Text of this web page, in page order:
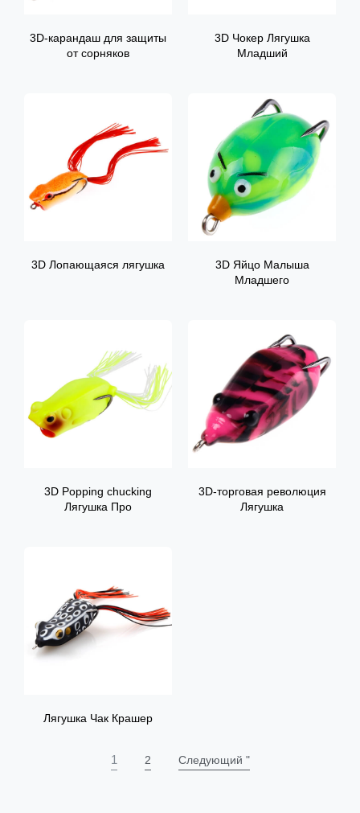
3D-карандаш для защиты
от сорняков
3D Чокер Лягушка
Младший
3D Лопающаяся лягушка
3D Яйцо Малыша
Младшего
3D Popping chucking
Лягушка Про
3D-торговая революция
Лягушка
Лягушка Чак Крашер
1 2 Следующий "